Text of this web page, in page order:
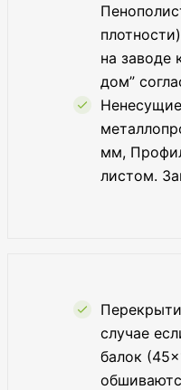
на заводе
дом”
мм,
листом.
случае
балок